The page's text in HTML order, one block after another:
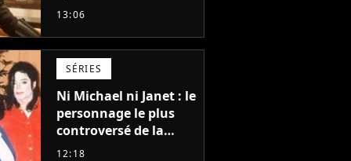
"performances
et The Mandalorian &
Grogu au box-office
13:06
SÉRIES
Ni Michael ni Janet : le
personnage le plus
controversé de la
famille Jackson va
12:18